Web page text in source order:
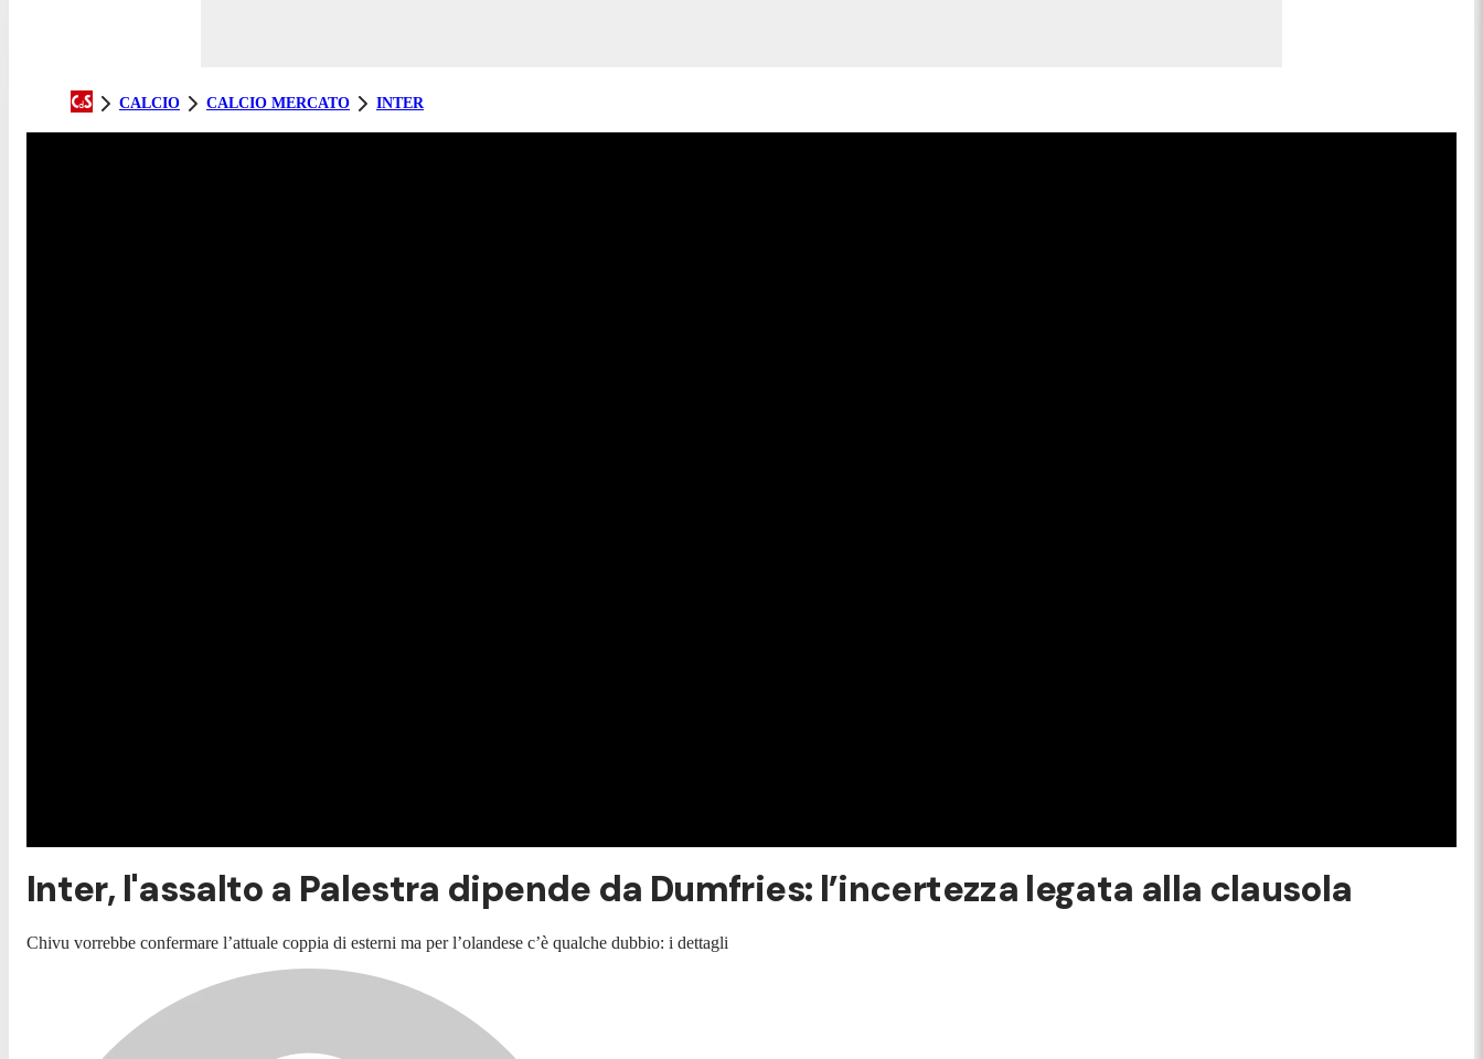
CALCIO CALCIO MERCATO INTER
Inter, l'assalto a Palestra dipende da Dumfries: l’incertezza legata alla clausola
Chivu vorrebbe confermare l’attuale coppia di esterni ma per l’olandese c’è qualche dubbio: i dettagli